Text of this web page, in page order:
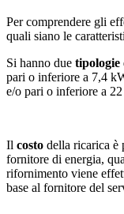
Per comprendere gli
quali siano le
Si hanno due tipologie
pari o inferiore a 7,4
e/o pari o inferiore a
Il costo della ricarica è
fornitore di energia,
rifornimento viene
base al fornitore del